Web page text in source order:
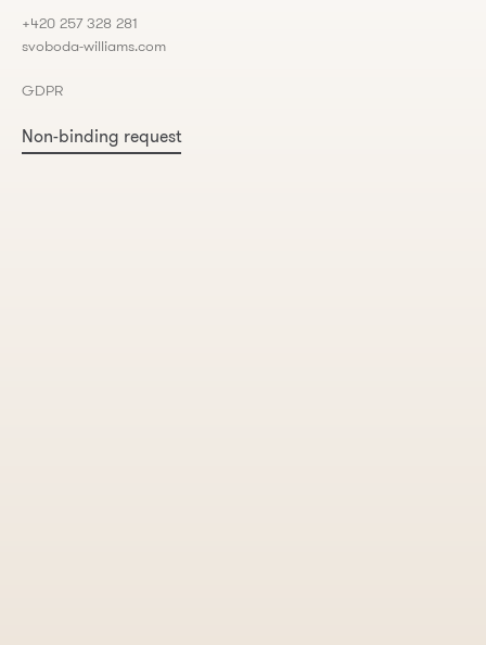
+420 257 328 281
svoboda-williams.com
GDPR
Non-binding request